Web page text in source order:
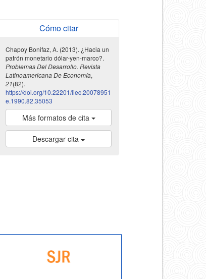
Cómo citar
Chapoy Bonifaz, A. (2013). ¿Hacia un
patrón monetario dólar-yen-marco?.
Problemas Del Desarrollo. Revista
Latinoamericana De Economía,
21(82).
https://doi.org/10.22201/iiec.20078951
e.1990.82.35053
Más formatos de cita
Descargar cita